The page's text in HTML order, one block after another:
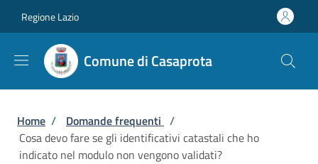
Regione Lazio
Comune di Casaprota
Briciole di pane
Home / Domande frequenti /
Cosa devo fare se gli identificativi catastali che ho
indicato nel modulo non vengono validati?